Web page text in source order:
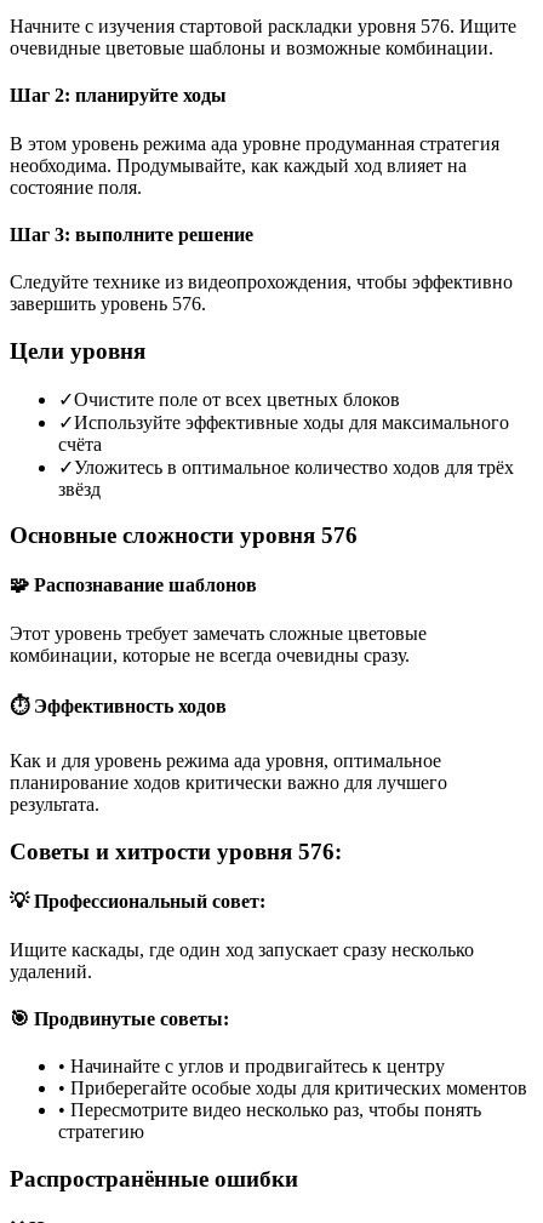
Начните с изучения стартовой раскладки уровня 576. Ищите
очевидные цветовые шаблоны и возможные комбинации.
Шаг 2: планируйте ходы
В этом уровень режима ада уровне продуманная стратегия
необходима. Продумывайте, как каждый ход влияет на
состояние поля.
Шаг 3: выполните решение
Следуйте технике из видеопрохождения, чтобы эффективно
завершить уровень 576.
Цели уровня
✓Очистите поле от всех цветных блоков
✓Используйте эффективные ходы для максимального
счёта
✓Уложитесь в оптимальное количество ходов для трёх
звёзд
Основные сложности уровня 576
🧩 Распознавание шаблонов
Этот уровень требует замечать сложные цветовые
комбинации, которые не всегда очевидны сразу.
⏱️ Эффективность ходов
Как и для уровень режима ада уровня, оптимальное
планирование ходов критически важно для лучшего
результата.
Советы и хитрости уровня 576:
💡 Профессиональный совет:
Ищите каскады, где один ход запускает сразу несколько
удалений.
🎯 Продвинутые советы:
• Начинайте с углов и продвигайтесь к центру
• Приберегайте особые ходы для критических моментов
• Пересмотрите видео несколько раз, чтобы понять
стратегию
Распространённые ошибки